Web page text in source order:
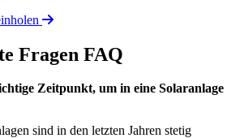
Fragen FAQ
Zeitpunkt, um in eine Solaranlage
sind in den letzten Jahren stetig